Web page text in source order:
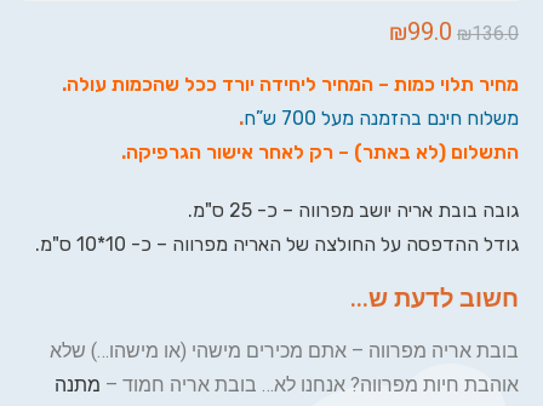
₪136.0
₪99.0
מחיר תלוי כמות – המחיר ליחידה יורד ככל שהכמות עולה.
משלוח חינם בהזמנה מעל 700 ש”ח
.
התשלום (לא באתר) – רק לאחר אישור הגרפיקה.
גובה בובת אריה יושב מפרווה – כ- 25 ס"מ.
גודל ההדפסה על החולצה של האריה מפרווה – כ- 10*10 ס"מ.
חשוב לדעת ש...
בובת אריה מפרווה – אתם מכירים מישהי (או מישהו…) שלא
אוהבת חיות מפרווה? אנחנו לא… בובת אריה חמוד – מתנה